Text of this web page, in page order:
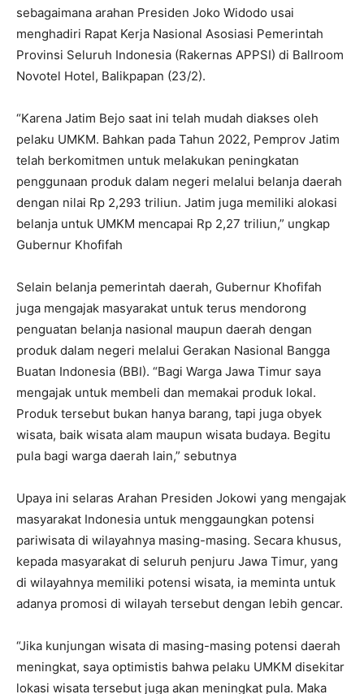
sebagaimana arahan Presiden Joko Widodo usai
menghadiri Rapat Kerja Nasional Asosiasi Pemerintah
Provinsi Seluruh Indonesia (Rakernas APPSI) di Ballroom
Novotel Hotel, Balikpapan (23/2).
“Karena Jatim Bejo saat ini telah mudah diakses oleh
pelaku UMKM. Bahkan pada Tahun 2022, Pemprov Jatim
telah berkomitmen untuk melakukan peningkatan
penggunaan produk dalam negeri melalui belanja daerah
dengan nilai Rp 2,293 triliun. Jatim juga memiliki alokasi
belanja untuk UMKM mencapai Rp 2,27 triliun,” ungkap
Gubernur Khofifah
Selain belanja pemerintah daerah, Gubernur Khofifah
juga mengajak masyarakat untuk terus mendorong
penguatan belanja nasional maupun daerah dengan
produk dalam negeri melalui Gerakan Nasional Bangga
Buatan Indonesia (BBI). “Bagi Warga Jawa Timur saya
mengajak untuk membeli dan memakai produk lokal.
Produk tersebut bukan hanya barang, tapi juga obyek
wisata, baik wisata alam maupun wisata budaya. Begitu
pula bagi warga daerah lain,” sebutnya
Upaya ini selaras Arahan Presiden Jokowi yang mengajak
masyarakat Indonesia untuk menggaungkan potensi
pariwisata di wilayahnya masing-masing. Secara khusus,
kepada masyarakat di seluruh penjuru Jawa Timur, yang
di wilayahnya memiliki potensi wisata, ia meminta untuk
adanya promosi di wilayah tersebut dengan lebih gencar.
“Jika kunjungan wisata di masing-masing potensi daerah
meningkat, saya optimistis bahwa pelaku UMKM disekitar
lokasi wisata tersebut juga akan meningkat pula. Maka